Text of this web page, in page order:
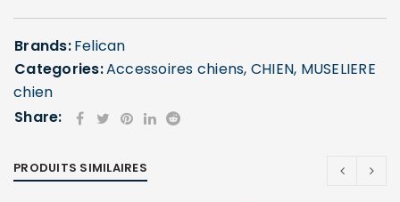
de passe*
Se souvenir de moi
SE CONNECTER
DE PASSE PERDU ?
Brands:Felican
Categories:Accessoires chiens, CHIEN, MUSELIERE
chien
Share:
PRODUITS SIMILAIRES